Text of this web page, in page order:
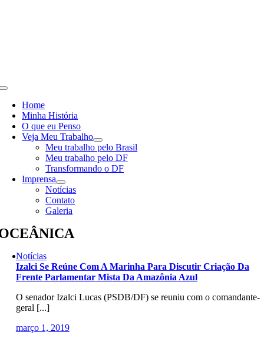
Toggle
NavigationHome
Minha História
O que eu Penso
Veja Meu Trabalho
Meu trabalho pelo Brasil
Meu trabalho pelo DF
Transformando o DF
Imprensa
Notícias
Contato
Galeria
Notícias
Izalci Se Reúne Com A Marinha Para Discutir Criação Da
Frente Parlamentar Mista Da Amazônia Azul
O senador Izalci Lucas (PSDB/DF) se reuniu com o comandante-
geral [...]
março 1, 2019